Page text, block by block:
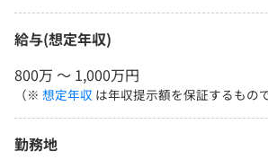
給与(想定年収)
800万 〜 1,000万円
（※ 想定年収 は年収提示額を保証するもの
勤務地